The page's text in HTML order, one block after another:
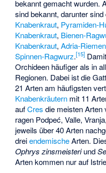
bekannt gemacht wurden.
sind bekannt, darunter
Knabenkraut, Pyramiden-
Knabenkraut, Bienen-
Knabenkraut,Adria-
Spinnen-Ragwurz.[15]
Orchideen häufiger als in
Regionen. Dabei ist die
21 Arten am häufigsten
Knabenkräutern mit 11
aufCres die meisten Arten
ragen Podpeć, Valle,
jeweils über 40 Arten
dreiendemischeArten.
Ophrys zinsmeisteriund
Arten kommen nur auf